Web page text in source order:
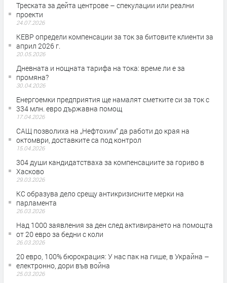
Треската за дейта центрове – спекулации или реални
проекти
24.07.2026
КЕВР определи компенсации за ток за битовите клиенти за
април 2026 г.
20.05.2026
Дневната и нощната тарифа на тока: време ли е за
промяна?
30.04.2026
Енергоемки предприятия ще намалят сметките си за ток с
334 млн. евро държавна помощ
17.04.2026
САЩ позволиха на „Нефтохим“ да работи до края на
октомври, доставките са под контрол
15.04.2026
304 души кандидатстваха за компенсациите за гориво в
Хасково
29.03.2026
КС образува дело срещу антикризисните мерки на
парламента
26.03.2026
Над 1000 заявления за ден след активирането на помощта
от 20 евро за бедни с коли
26.03.2026
20 евро, 100% бюрокрация: У нас пак на гише, в Украйна –
електронно, дори във война
25.03.2026